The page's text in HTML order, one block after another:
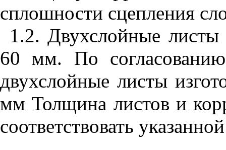
сплошности сцепления
1.2. Двухслойные
60 мм. По
двухслойные листы
мм Толщина листов и
соответствовать